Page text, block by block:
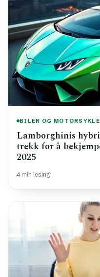
BILER OG
Lamborghinis
trekk for å
2025
4 min lesing